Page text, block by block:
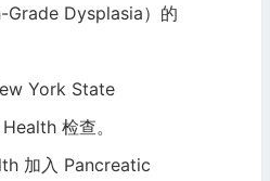
Grade Dysplasia）的
York State
检查。
加入 Pancreatic